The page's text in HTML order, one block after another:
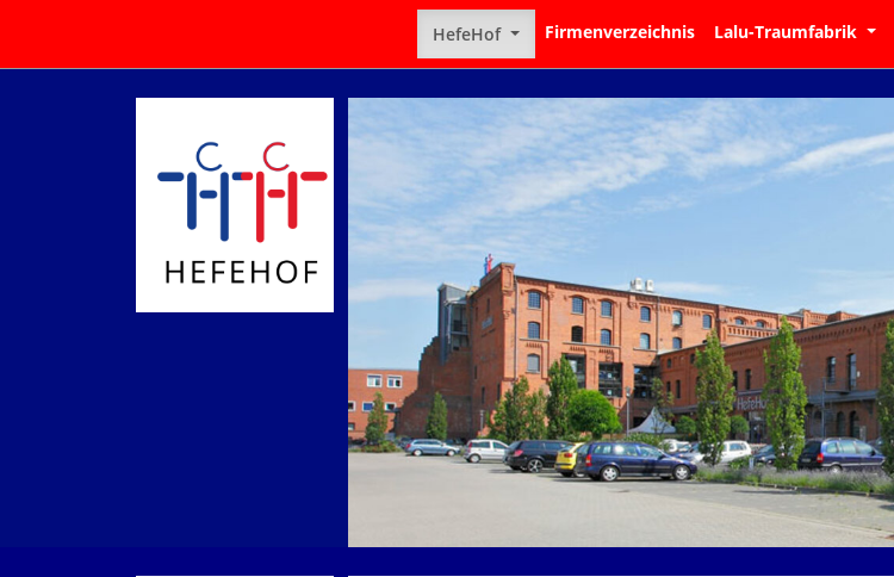
HefeHof Firmenverzeichnis Lalu-Traumfabrik
zurück